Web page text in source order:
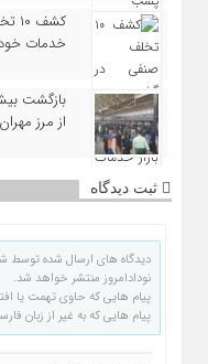
خدمات
از مرز
ثبت دیدگاه
دیدگاه های ارسال شده توسط
نودادامروز منتشر خواهد شد.
پیام هایی که حاوی تهمت یا
پیام هایی که به غیر از زبان